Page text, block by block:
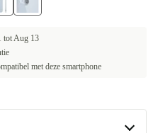
totAug 13
met deze smartphone